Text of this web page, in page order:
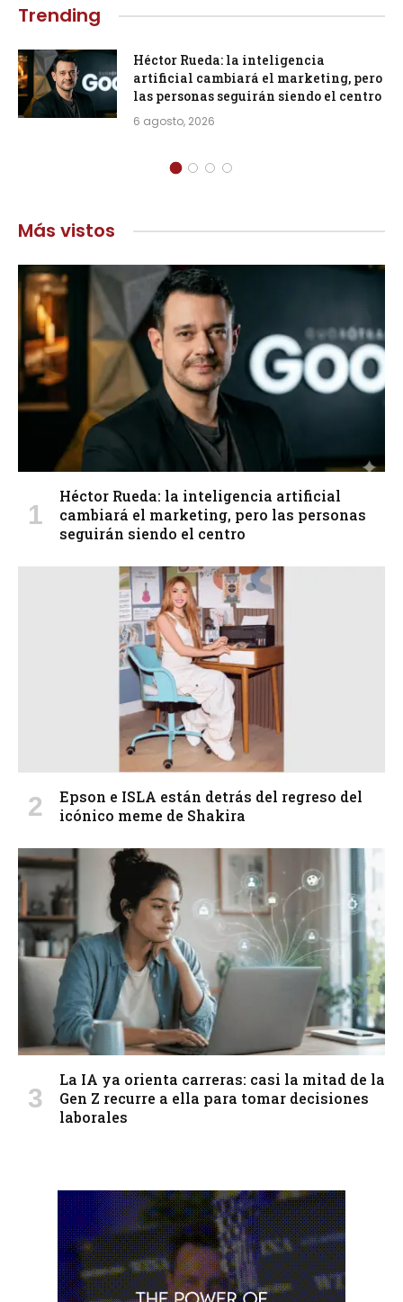
Trending
Héctor Rueda: la inteligencia
artificial cambiará el marketing, pero
las personas seguirán siendo el centro
6 agosto, 2026
Más vistos
Héctor Rueda: la inteligencia artificial
cambiará el marketing, pero las personas
seguirán siendo el centro
Epson e ISLA están detrás del regreso del
icónico meme de Shakira
La IA ya orienta carreras: casi la mitad de la
Gen Z recurre a ella para tomar decisiones
laborales